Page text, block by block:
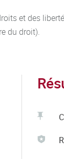
et des
du droit).